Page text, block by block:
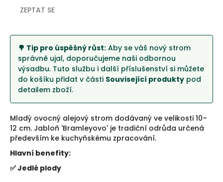
🌳 Tip pro úspěšný růst: Aby se váš nový strom
správně ujal, doporučujeme naši odbornou
výsadbu. Tuto službu i další příslušenství si můžete
do košíku přidat v části Související produkty pod
detailem zboží.
Mladý ovocný alejový strom dodávaný ve velikosti 10–
12 cm. Jabloň 'Bramleyovo' je tradiční odrůda určená
především ke kuchyňskému zpracování.
Hlavní benefity:
✅ Jedlé plody
ZEPTAT SE